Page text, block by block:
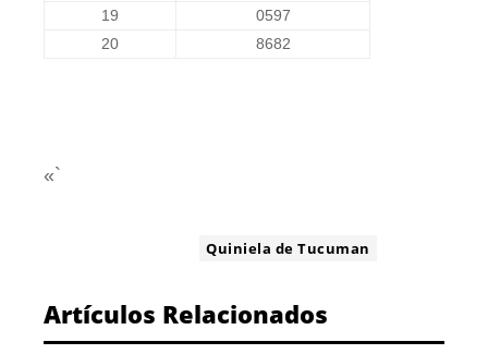
19
0597
20
8682
«`
Quiniela de Tucuman
Artículos Relacionados